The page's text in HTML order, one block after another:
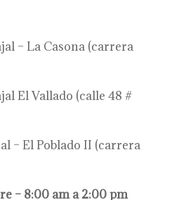
– La Casona (carrera
El Vallado (calle 48 #
– El Poblado II (carrera
– 8:00 am a 2:00 pm